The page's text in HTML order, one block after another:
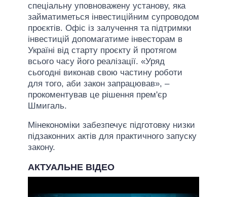
спеціальну уповноважену установу, яка
займатиметься інвестиційним супроводом
проєктів. Офіс із залучення та підтримки
інвестицій допомагатиме інвесторам в
Україні від старту проєкту й протягом
всього часу його реалізації. «Уряд
сьогодні виконав свою частину роботи
для того, аби закон запрацював», –
прокоментував це рішення прем'єр
Шмигаль.
Мінекономіки забезпечує підготовку низки
підзаконних актів для практичного запуску
закону.
АКТУАЛЬНЕ ВІДЕО